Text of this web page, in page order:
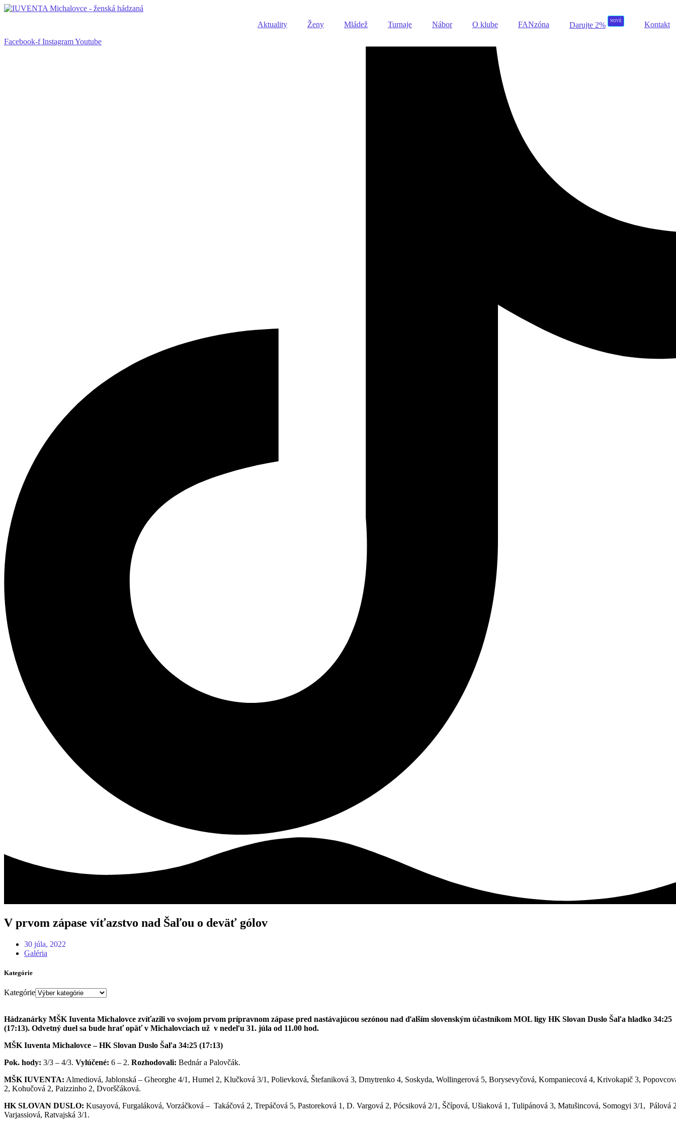
Aktuality Ženy Mládež Turnaje Nábor O klube FANzóna Darujte 2%
NOVÉ
Kontakt
Facebook-f InstagramYoutube
V prvom zápase víťazstvo nad Šaľou o deväť gólov
30 júla, 2022
Galéria
Kategórie
Kategórie
Hádzanárky MŠK Iuventa Michalovce zvíťazili vo svojom prvom prípravnom zápase pred nastávajúcou sezónou nad ďalším slovenským účastníkom MOL ligy HK Slovan Duslo Šaľa hladko 34:25
(17:13). Odvetný duel sa bude hrať opäť v Michalovciach už v nedeľu 31. júla od 11.00 hod.
MŠK Iuventa Michalovce – HK Slovan Duslo Šaľa 34:25 (17:13)
Pok. hody: 3/3 – 4/3. Vylúčené: 6 – 2. Rozhodovali: Bednár a Palovčák.
MŠK IUVENTA: Almediová, Jablonská – Gheorghe 4/1, Humel 2, Klučková 3/1, Polievková, Štefaniková 3, Dmytrenko 4, Soskyda, Wollingerová 5, Borysevyčová, Kompaniecová 4, Krivokapič 3,
2, Kohučová 2, Paizzinho 2, Dvorščáková.
HK SLOVAN DUSLO: Kusayová, Furgaláková, Vorzáčková – Takáčová 2, Trepáčová 5, Pastoreková 1, D. Vargová 2, Pócsiková 2/1, Ščípová, Ušiaková 1, Tulipánová 3, Matušincová, Somogyi 3/1, Pálová
Varjassiová, Ratvajská 3/1.